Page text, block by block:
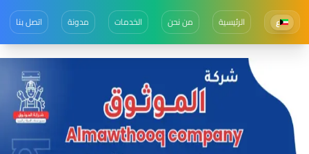
ع الرئيسية من نحن الخدمات مدونة اتصل بنا